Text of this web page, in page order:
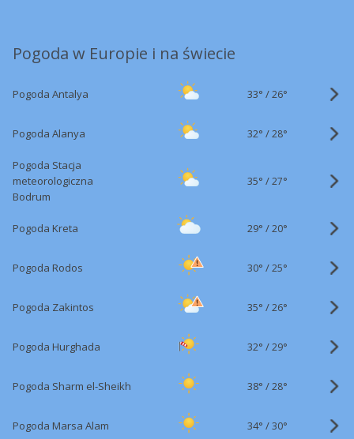
Pogoda w Europie i na świecie
Pogoda Antalya 33° /26°
Pogoda Alanya 32° /28°
Pogoda Stacja
meteorologiczna
Bodrum
35° /27°
Pogoda Kreta 29° /20°
Pogoda Rodos 30° /25°
Pogoda Zakintos 35° /26°
Pogoda Hurghada 32° /29°
Pogoda Sharm el-Sheikh 38° /28°
Pogoda Marsa Alam 34° /30°